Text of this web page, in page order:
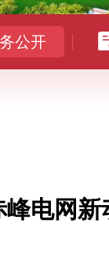
公开
电网新